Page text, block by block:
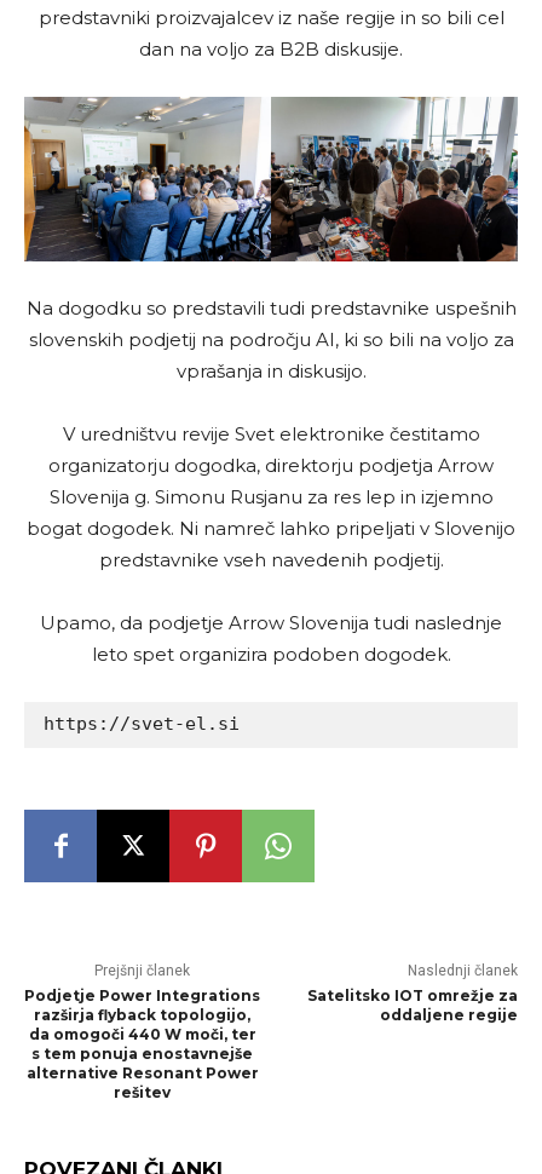
predstavniki proizvajalcev iz naše regije in so bili cel
dan na voljo za B2B diskusije.
Na dogodku so predstavili tudi predstavnike uspešnih
slovenskih podjetij na področju AI, ki so bili na voljo za
vprašanja in diskusijo.
V uredništvu revije Svet elektronike čestitamo
organizatorju dogodka, direktorju podjetja Arrow
Slovenija g. Simonu Rusjanu za res lep in izjemno
bogat dogodek. Ni namreč lahko pripeljati v Slovenijo
predstavnike vseh navedenih podjetij.
Upamo, da podjetje Arrow Slovenija tudi naslednje
leto spet organizira podoben dogodek.
https://svet-el.si
Prejšnji članek
Podjetje Power Integrations
razširja flyback topologijo,
da omogoči 440 W moči, ter
s tem ponuja enostavnejše
alternative Resonant Power
rešitev
Naslednji članek
Satelitsko IOT omrežje za
oddaljene regije